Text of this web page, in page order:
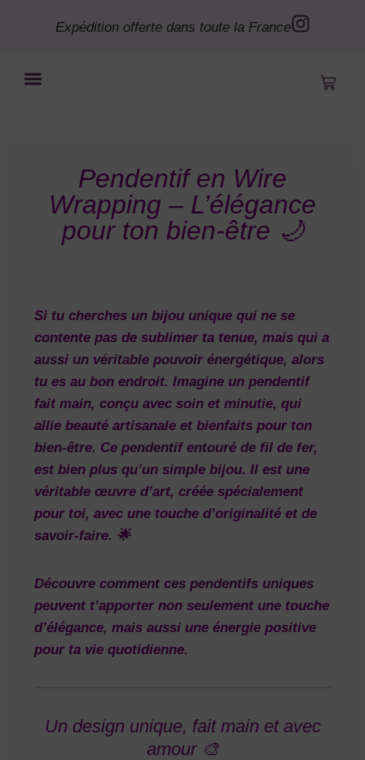
Expédition offerte dans toute la France
Pendentif en Wire
Wrapping – L’élégance
pour ton bien-être 🌙
Si tu cherches un bijou unique qui ne se
contente pas de sublimer ta tenue, mais qui a
aussi un véritable pouvoir énergétique, alors
tu es au bon endroit. Imagine un pendentif
fait main, conçu avec soin et minutie, qui
allie beauté artisanale et bienfaits pour ton
bien-être. Ce pendentif entouré de fil de fer,
est bien plus qu’un simple bijou. Il est une
véritable œuvre d’art, créée spécialement
pour toi, avec une touche d’originalité et de
savoir-faire. 🌟
Découvre comment ces pendentifs uniques
peuvent t’apporter non seulement une touche
d’élégance, mais aussi une énergie positive
pour ta vie quotidienne.
Un design unique, fait main et avec
amour 🎨